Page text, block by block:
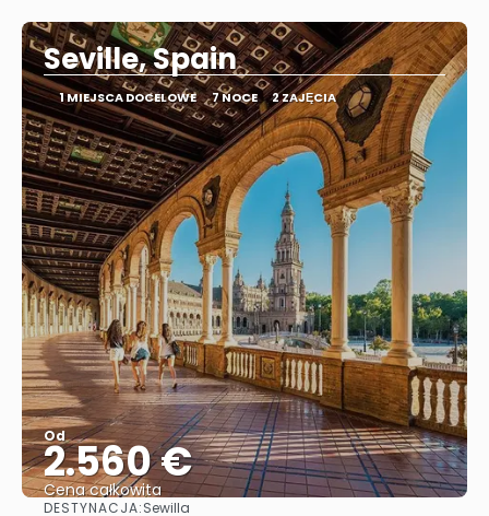
Seville, Spain
1 MIEJSCA DOCELOWE 7 NOCE 2 ZAJĘCIA
Od
2.560 €
Cena całkowita
DESTYNACJA:Sewilla